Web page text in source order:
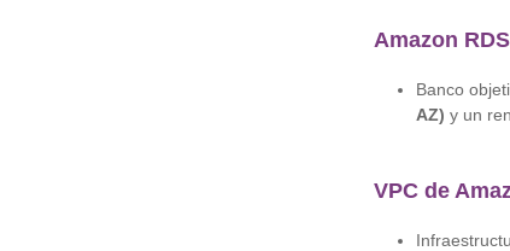
Amazon
Banco
AZ) y un
VPC de